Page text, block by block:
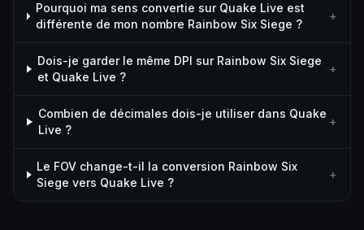
Pourquoi ma sens convertie sur Quake Live est
différente de mon nombre Rainbow Six Siege ?
+
Dois-je garder le même DPI sur Rainbow Six Siege
et Quake Live ?
+
Combien de décimales dois-je utiliser dans Quake
Live ?
+
Le FOV change-t-il la conversion Rainbow Six
Siege vers Quake Live ?
+